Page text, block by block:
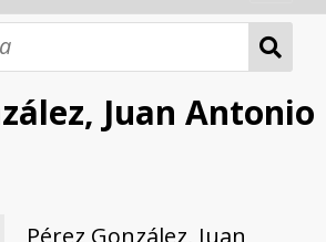
Dinámica
Avanzada
Juan Antonio
Pérez González, Juan